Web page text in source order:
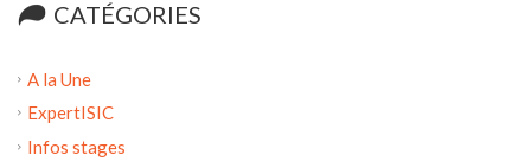
CATÉGORIES
A la Une
ExpertISIC
Infos stages